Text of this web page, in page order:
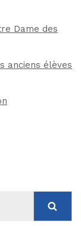
Dame des
anciens élèves